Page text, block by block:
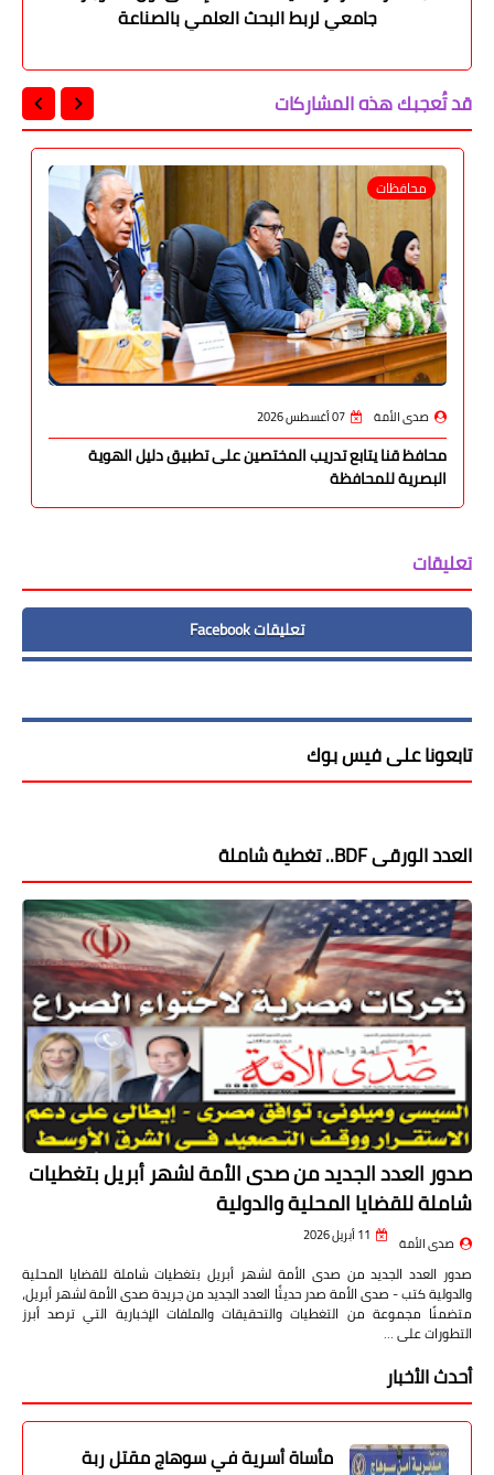
جامعي لربط البحث العلمي بالصناعة
قد تُعجبك هذه المشاركات
محافظات
صدى الأمة 07 أغسطس 2026
محافظ قنا يتابع تدريب المختصين على تطبيق دليل الهوية
البصرية للمحافظة
تعليقات
تعليقات Facebook
تابعونا على فيس بوك
العدد الورقى BDF.. تغطية شاملة
صدور العدد الجديد من صدى الأمة لشهر أبريل بتغطيات
شاملة للقضايا المحلية والدولية
صدى الأمة 11 أبريل 2026
صدور العدد الجديد من صدى الأمة لشهر أبريل بتغطيات شاملة للقضايا المحلية
والدولية كتب - صدى الأمة صدر حديثًا العدد الجديد من جريدة صدى الأمة لشهر أبريل،
متضمنًا مجموعة من التغطيات والتحقيقات والملفات الإخبارية التي ترصد أبرز
التطورات على …
أحدث الأخبار
مأساة أسرية في سوهاج مقتل ربة